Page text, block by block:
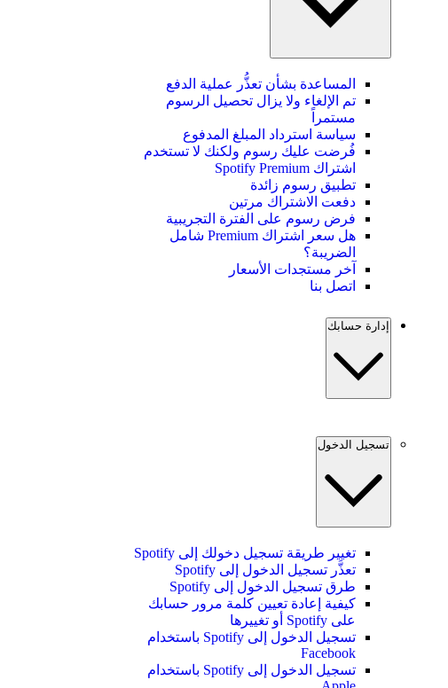
المساعدة بشأن تعذُّر عملية الدفع
تم الإلغاء ولا يزال تحصيل الرسوم
مستمراً
سياسة استرداد المبلغ المدفوع
فُرضت عليك رسوم ولكنك لا تستخدم
اشتراك Spotify Premium
تطبيق رسوم زائدة
دفعت الاشتراك مرتين
فرض رسوم على الفترة التجريبية
هل سعر اشتراك Premium شامل
الضريبة؟
آخر مستجدات الأسعار
اتصل بنا
إدارة حسابك
تسجيل الدخول
تغيير طريقة تسجيل دخولك إلى Spotify
تعذَّر تسجيل الدخول إلى Spotify
طرق تسجيل الدخول إلى Spotify
كيفية إعادة تعيين كلمة مرور حسابك
على Spotify أو تغييرها
تسجيل الدخول إلى Spotify باستخدام
Facebook
تسجيل الدخول إلى Spotify باستخدام